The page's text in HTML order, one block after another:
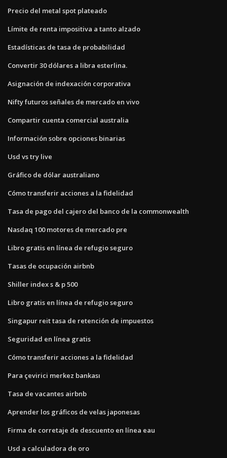
Precio del metal spot plateado
Límite de renta impositiva a tanto alzado
Estadísticas de tasa de probabilidad
Convertir 30 dólares a libra esterlina.
Asignación de indexación corporativa
Nifty futuros señales de mercado en vivo
Compartir cuenta comercial australia
Información sobre opciones binarias
Usd vs try live
Gráfico de dólar australiano
Cómo transferir acciones a la fidelidad
Tasa de pago del cajero del banco de la commonwealth
Nasdaq 100 motores de mercado pre
Libro gratis en línea de refugio seguro
Tasas de ocupación airbnb
Shiller index s & p 500
Libro gratis en línea de refugio seguro
Singapur reit tasa de retención de impuestos
Seguridad en línea gratis
Cómo transferir acciones a la fidelidad
Para çevirici merkez bankası
Tasa de vacantes airbnb
Aprender los gráficos de velas japonesas
Firma de corretaje de descuento en línea eau
Usd a calculadora de oro